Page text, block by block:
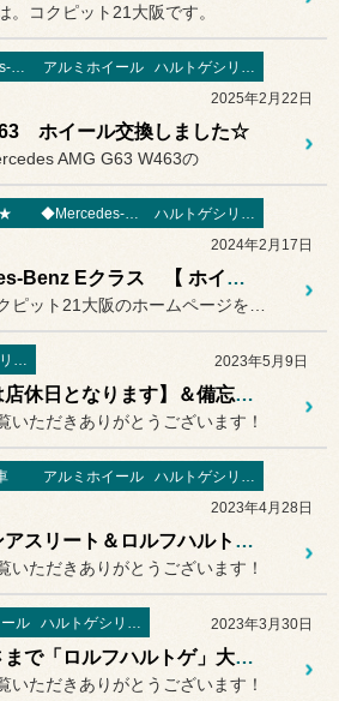
。コクピット21大阪です。
◆Mercedes-Benz アルミホイール
ハルトゲシリーズ
2025年2月22日
ホイール交換しました☆
AMG G63 W463の
◆Mercedes-Benz
ハルトゲシリーズ
2024年2月17日
Mercedes-Benz Eクラス 【 ホイール 】交換作業～～♬ 輸入車のホイール交換作業はコクピットにお任せください◎
ハルトゲシリーズ 2023年5月9日
【本日は店休日となります】＆備忘録＆移転後のお取り付け予定のご紹介
いただきありがとうございます！
アルミホイール
ハルトゲシリーズ
2023年4月28日
クラウンアスリート＆ロルフハルトゲ ホイールお取り付け toyota CROWN ATHLETE＆Rolfhartge F16 RSF
いただきありがとうございます！
ル ハルトゲシリーズ 2023年3月30日
おかげさまで「ロルフハルトゲ」大好評です！ Rolfhartge F16 RSF
いただきありがとうございます！